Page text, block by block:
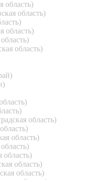
область)
область)
область)
область)
область)
область)
область)
область)
область)